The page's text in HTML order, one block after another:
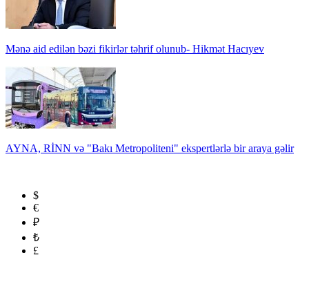
Mənə aid edilən bəzi fikirlər təhrif olunub- Hikmət Hacıyev
AYNA, RİNN və "Bakı Metropoliteni" ekspertlərlə bir araya gəlir
$
€
₽
₺
£